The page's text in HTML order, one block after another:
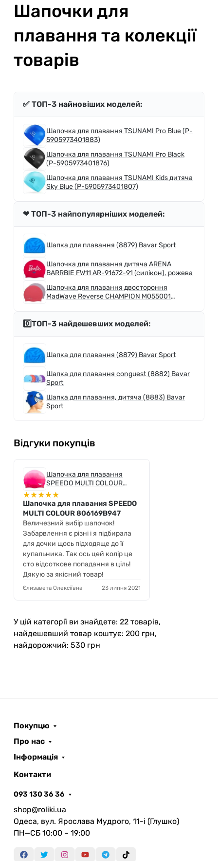
Шапочки для
плавання та колекції
товарів
✅ ТОП-3 найновіших моделей:
Шапочка для плавання TSUNAMI Pro Blue (P-
5905973401883)
Шапочка для плавання TSUNAMI Pro Black
(P-5905973401876)
Шапочка для плавання TSUNAMI Kids дитяча
Sky Blue (P-5905973401807)
❤ ТОП-3 найпопулярніших моделей:
Шапка для плавання (8879) Bavar Sport
Шапочка для плавання дитяча ARENA
BARRBIE FW11 AR-91672-91 (силікон), рожева
Шапочка для плавання двостороння
MadWave Reverse CHAMPION M055001
0️⃣ТОП-3 найдешевших моделей:
Шапка для плавання (8879) Bavar Sport
Шапка для плавання conguest (8882) Bavar
Sport
Шапка для плавання, дитяча (8883) Bavar
Sport
Відгуки покупців
Шапочка для плавання
SPEEDO MULTI COLOUR
806169B947, малинова
★★★★★
Шапочка для плавания SPEEDO
MULTI COLOUR 806169B947
Величезний вибір шапочок!
Забарвлення є різні і я підбирала
для дочки щось підходяще до її
купальника. Так ось цей колір це
сто відсоткове попадання в ціль!
Дякую за якісний товар!
Єлизавета Олексіївна 23 липня 2021
У цій категорії ви знайдете: 22 товарів,
найдешевший товар коштує: 200 грн,
найдорожчий: 530 грн
Покупцю
Про нас
Інформація
Контакти
093 130 36 36
shop@roliki.ua
Одеса, вул. Ярослава Мудрого, 11-i (Глушко)
ПН—СБ 10:00 – 19:00